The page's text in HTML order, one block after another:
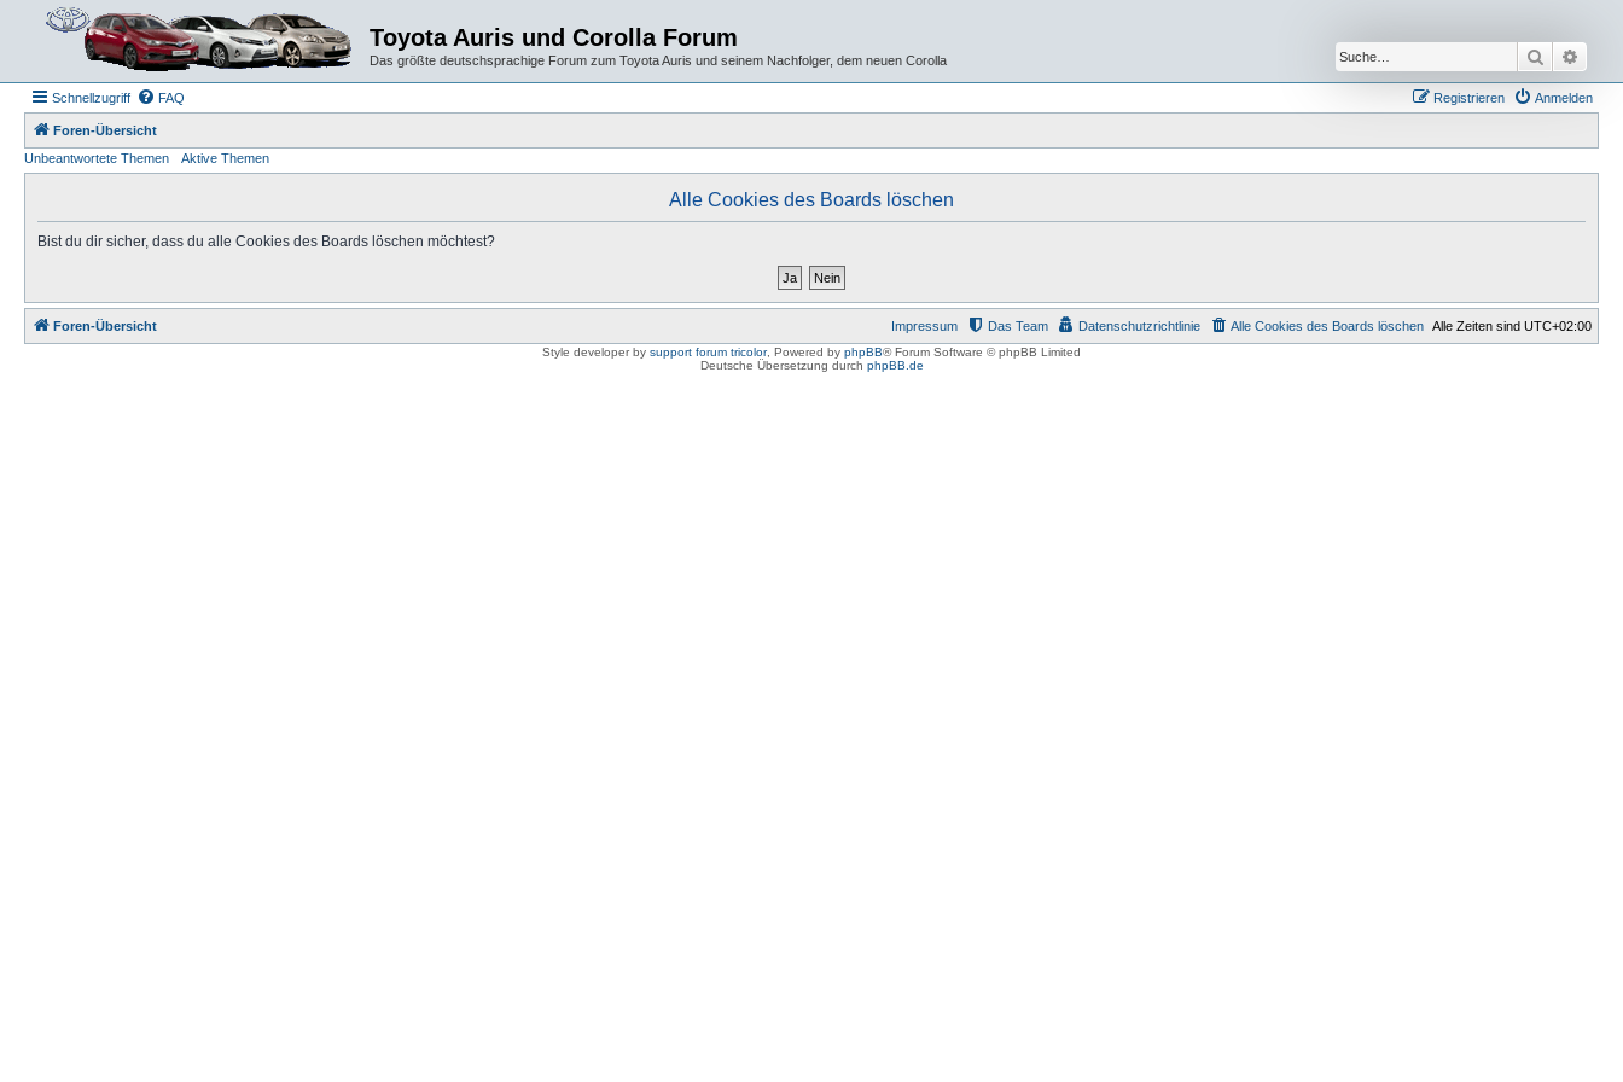
Toyota Auris und Corolla Forum
Das größte deutschsprachige Forum zum Toyota Auris und seinem Nachfolger, dem neuen Corolla Suche
Schnellzugriff FAQ Anmelden
Registrieren
Foren-Übersicht
Unbeantwortete Themen
Aktive Themen
Alle Cookies des Boards löschen
Bist du dir sicher, dass du alle Cookies des Boards löschen möchtest?
Foren-Übersicht Alle Zeiten sind UTC+02:00
Alle Cookies des Boards löschen
Datenschutzrichtlinie
Das Team
Impressum
Style developer by support forum tricolor, Powered by phpBB® Forum Software © phpBB Limited
Deutsche Übersetzung durch phpBB.de